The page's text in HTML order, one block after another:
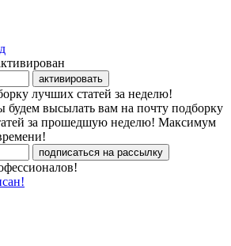
активировать
лучших статей за неделю!
высылать вам на почту подборку
за прошедшую неделю! Максимум
подписаться на рассылку